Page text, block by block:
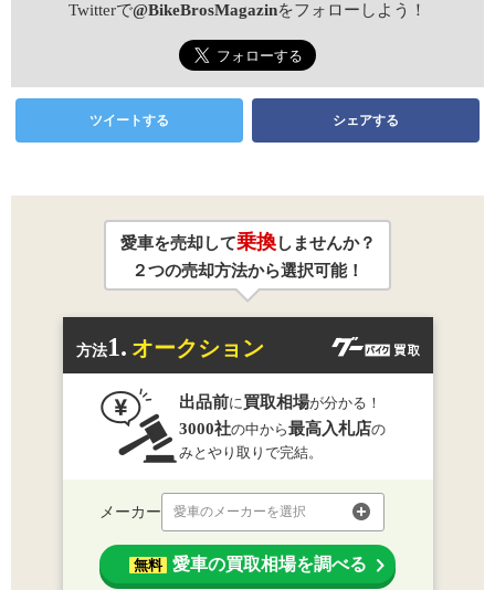
Twitterで@BikeBrosMagazinをフォローしよう！
ツイートする シェアする
愛車を売却して乗換しませんか？
２つの売却方法から選択可能！
方法1. オークション
出品前に買取相場が分かる！
3000社の中から最高入札店の
みとやり取りで完結。
メーカー 愛車のメーカーを選択
無料 愛車の買取相場を調べる